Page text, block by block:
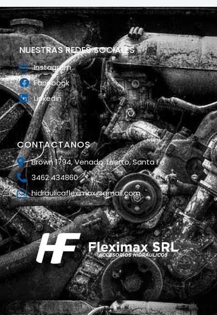
CONTACTANOS
Brown 1794, Venado Tuerto, Santa Fe
3462 434860
hidraulicafleximax@gmail.com
NUESTRAS REDES SOCIALES
Instagram
Facebook
Linkedin